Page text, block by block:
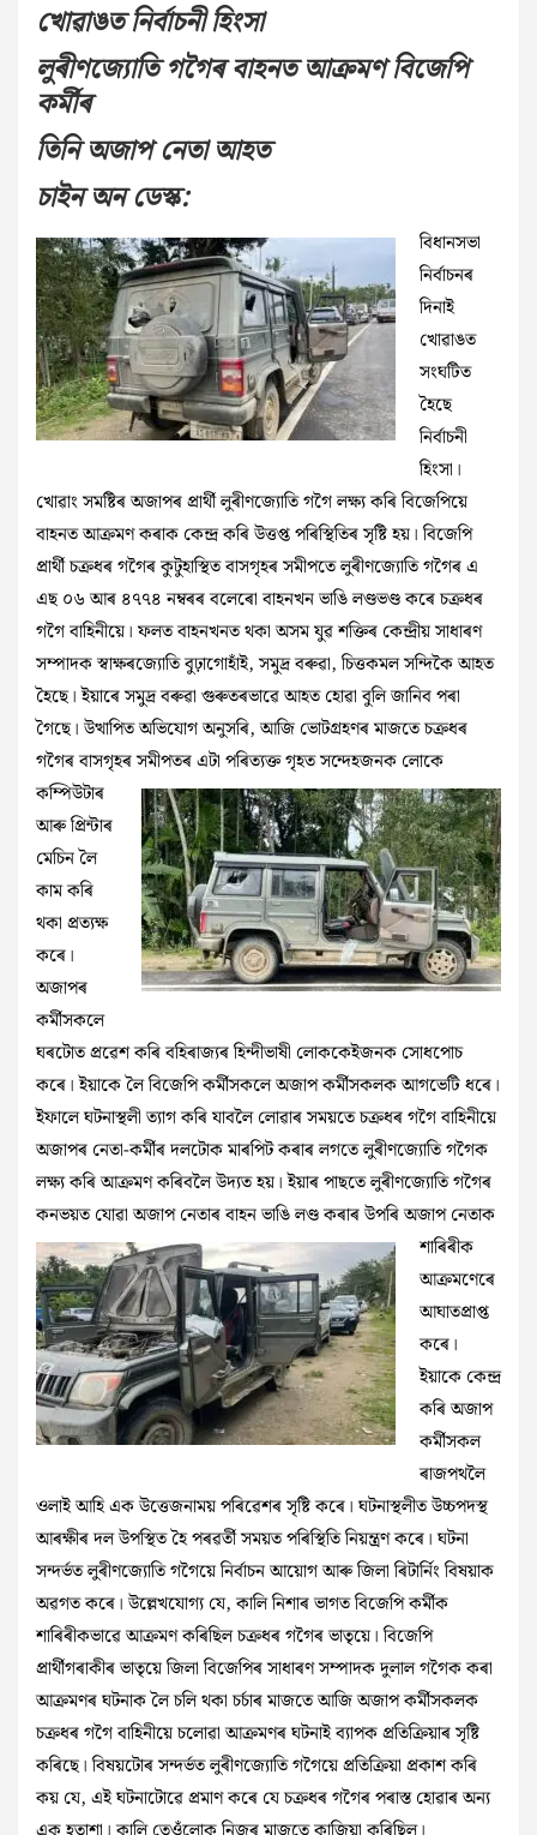
খোৱাঙত নিৰ্বাচনী হিংসা
লুৰীণজ্যোতি গগৈৰ বাহনত আক্ৰমণ বিজেপি
কৰ্মীৰ
তিনি অজাপ নেতা আহত
চাইন অন ডেস্ক:
বিধানসভা
নিৰ্বাচনৰ
দিনাই
খোৱাঙত
সংঘটিত
হৈছে
নিৰ্বাচনী
হিংসা।
খোৱাং সমষ্টিৰ অজাপৰ প্ৰাৰ্থী লুৰীণজ্যোতি গগৈ লক্ষ্য কৰি বিজেপিয়ে
বাহনত আক্ৰমণ কৰাক কেন্দ্ৰ কৰি উত্তপ্ত পৰিস্থিতিৰ সৃষ্টি হয়। বিজেপি
প্ৰাৰ্থী চক্ৰধৰ গগৈৰ কুটুহাস্থিত বাসগৃহৰ সমীপতে লুৰীণজ্যোতি গগৈৰ এ
এছ ০৬ আৰ ৪৭৭৪ নম্বৰৰ বলেৰো বাহনখন ভাঙি লণ্ডভণ্ড কৰে চক্ৰধৰ
গগৈ বাহিনীয়ে‌। ফলত বাহনখনত থকা অসম যুৱ শক্তিৰ কেন্দ্ৰীয় সাধাৰণ
সম্পাদক স্বাক্ষৰজ্যোতি বুঢ়াগোহাঁই, সমুদ্ৰ বৰুৱা, চিত্তকমল সন্দিকৈ আহত
হৈছে। ইয়াৰে সমুদ্ৰ বৰুৱা গুৰুতৰভাৱে আহত হোৱা বুলি জানিব পৰা
গৈছে। উত্থাপিত অভিযোগ অনুসৰি, আজি ভোটগ্ৰহণৰ মাজতে চক্ৰধৰ
গগৈৰ বাসগৃহৰ সমীপতৰ এটা পৰিত্যক্ত গৃহত সন্দেহজনক লোকে
কম্পিউটাৰ
আৰু প্ৰিন্টাৰ
মেচিন লৈ
কাম কৰি
থকা প্ৰত্যক্ষ
কৰে।
অজাপৰ
কৰ্মীসকলে
ঘৰটোত প্ৰৱেশ কৰি বহিৰাজ্যৰ হিন্দীভাষী লোককেইজনক সোধপোচ
কৰে। ইয়াকে লৈ বিজেপি কৰ্মীসকলে অজাপ কৰ্মীসকলক আগভেটি ধৰে।
ইফালে ঘটনাস্থলী ত্যাগ কৰি যাবলৈ লোৱাৰ সময়তে চক্ৰধৰ গগৈ বাহিনীয়ে
অজাপৰ নেতা-কৰ্মীৰ দলটোক মাৰপিট কৰাৰ লগতে লুৰীণজ্যোতি গগৈক
লক্ষ্য কৰি আক্ৰমণ কৰিবলৈ উদ্যত হয়‌। ইয়াৰ পাছতে লুৰীণজ্যোতি গগৈৰ
কনভয়ত যোৱা অজাপ নেতাৰ বাহন ভাঙি লণ্ড কৰাৰ উপৰি অজাপ নেতাক
শাৰিৰীক
আক্ৰমণেৰে
আঘাতপ্ৰাপ্ত
কৰে।
ইয়াকে কেন্দ্ৰ
কৰি অজাপ
কৰ্মীসকল
ৰাজপথলৈ
ওলাই আহি এক উত্তেজনাময় পৰিৱেশৰ সৃষ্টি কৰে। ঘটনাস্থলীত উচ্চপদস্থ
আৰক্ষীৰ দল উপস্থিত হৈ পৰৱৰ্তী সময়ত পৰিস্থিতি নিয়ন্ত্ৰণ কৰে। ঘটনা
সন্দৰ্ভত লুৰীণজ্যোতি গগৈয়ে নিৰ্বাচন আয়োগ আৰু জিলা ৰিটাৰ্নিং বিষয়াক
অৱগত কৰে। উল্লেখযোগ্য যে, কালি নিশাৰ ভাগত বিজেপি কৰ্মীক
শাৰিৰীকভাৱে আক্ৰমণ কৰিছিল চক্ৰধৰ গগৈৰ ভাতৃয়ে। বিজেপি
প্ৰাৰ্থীগৰাকীৰ ভাতৃয়ে জিলা বিজেপিৰ সাধাৰণ সম্পাদক দুলাল গগৈক কৰা
আক্ৰমণৰ ঘটনাক লৈ চলি থকা চৰ্চাৰ মাজতে আজি অজাপ কৰ্মীসকলক
চক্ৰধৰ গগৈ বাহিনীয়ে চলোৱা আক্ৰমণৰ ঘটনাই ব্যাপক প্ৰতিক্ৰিয়াৰ সৃষ্টি
কৰিছে। বিষয়টোৰ সন্দৰ্ভত লুৰীণজ্যোতি গগৈয়ে প্ৰতিক্ৰিয়া প্ৰকাশ কৰি
কয় যে, এই ঘটনাটোৱে প্ৰমাণ কৰে যে চক্ৰধৰ গগৈৰ পৰাস্ত হোৱাৰ অন্য